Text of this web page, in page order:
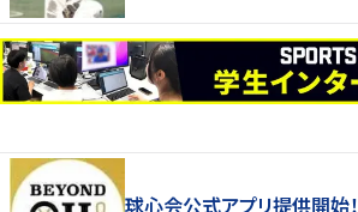
球心会公式アプリ提供開始！